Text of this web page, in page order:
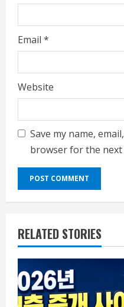
Email *
Website
Save my name,
browser for the next
RELATED STORIES